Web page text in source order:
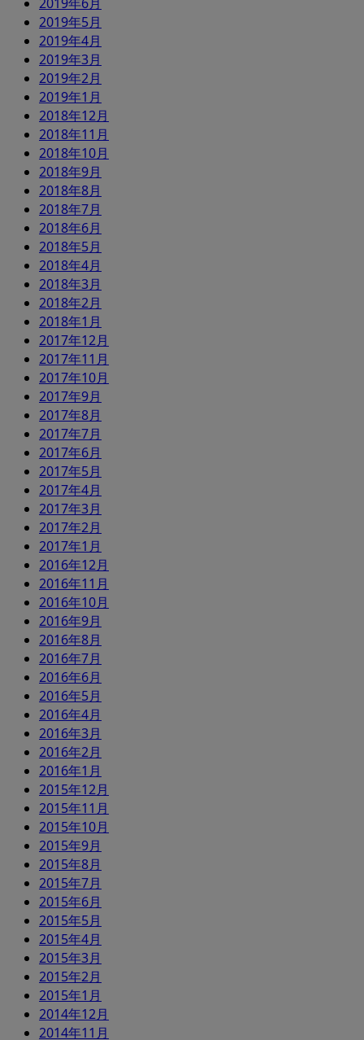
2019年5月
2019年4月
2019年3月
2019年2月
2019年1月
2018年12月
2018年11月
2018年10月
2018年9月
2018年8月
2018年7月
2018年6月
2018年5月
2018年4月
2018年3月
2018年2月
2018年1月
2017年12月
2017年11月
2017年10月
2017年9月
2017年8月
2017年7月
2017年6月
2017年5月
2017年4月
2017年3月
2017年2月
2017年1月
2016年12月
2016年11月
2016年10月
2016年9月
2016年8月
2016年7月
2016年6月
2016年5月
2016年4月
2016年3月
2016年2月
2016年1月
2015年12月
2015年11月
2015年10月
2015年9月
2015年8月
2015年7月
2015年6月
2015年5月
2015年4月
2015年3月
2015年2月
2015年1月
2014年12月
2014年11月